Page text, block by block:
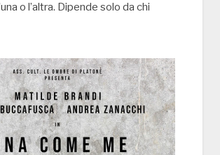
o l’altra. Dipende solo da chi